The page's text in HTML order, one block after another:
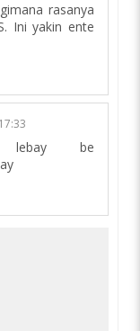
rasanya
Ini yakin ente
lebay be